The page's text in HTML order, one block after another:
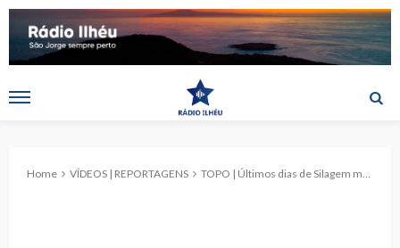
Home VÍDEOS | REPORTAGENS TOPO | Últimos dias de Silagem marcam estes dias de Outono. (c/reportagem)